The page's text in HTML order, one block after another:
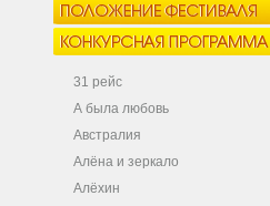
31 рейс
А была любовь
Австралия
Алёна и зеркало
Алёхин